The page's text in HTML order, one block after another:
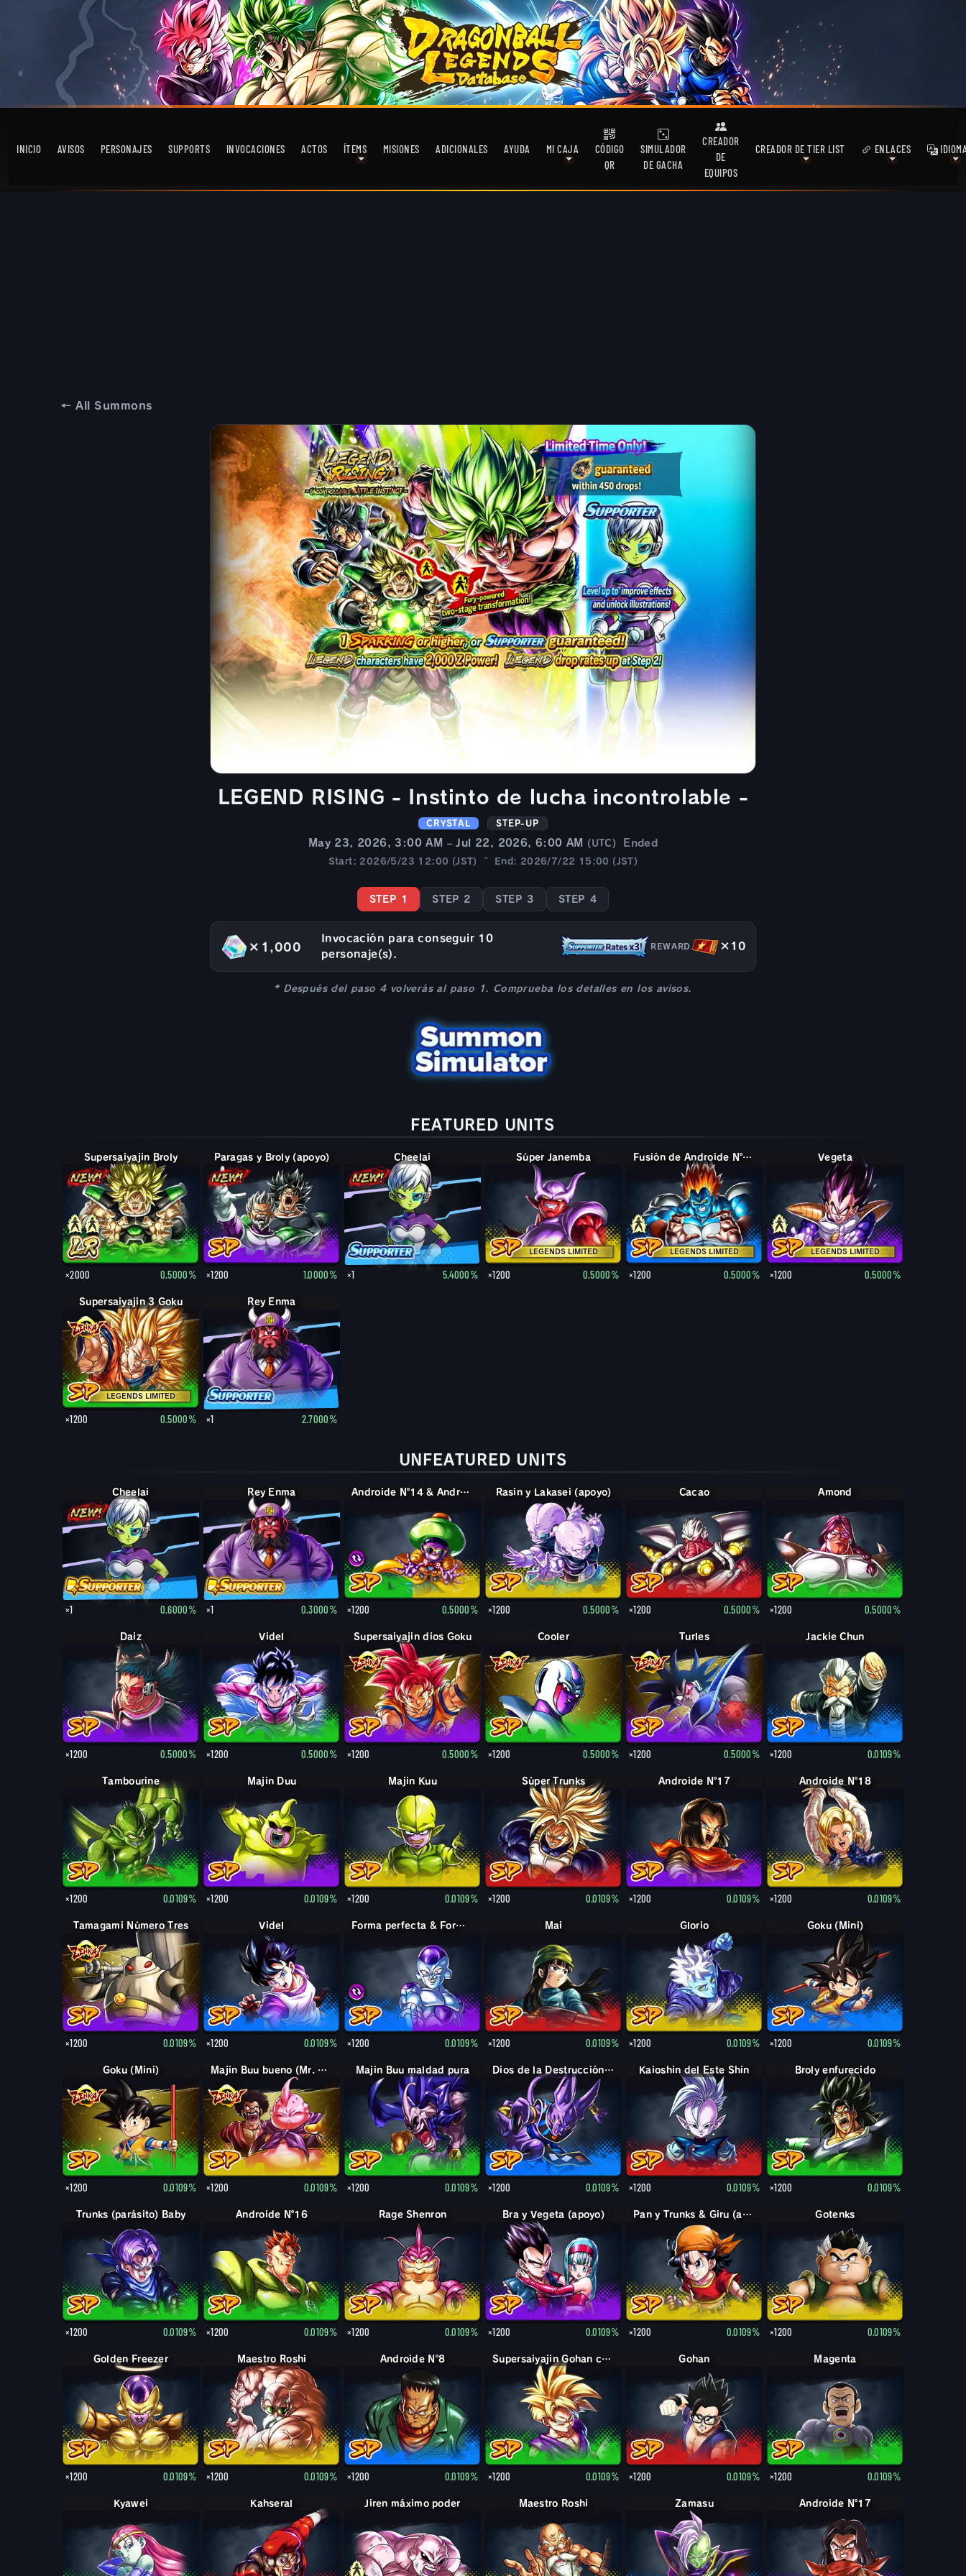
INICIO AVISOS PERSONAJES SUPPORTS INVOCACIONES ACTOS ÍTEMS MISIONES ADICIONALES AYUDA MI CAJA
CÓDIGO
QR
SIMULADOR
DE GACHA
CREADOR
DE
EQUIPOS
CREADOR DE TIER LIST ENLACES
← All Summons
LEGEND RISING - Instinto de lucha incontrolable -
CRYSTAL STEP-UP
May 23, 2026, 3:00 AM – Jul 22, 2026, 6:00 AM (UTC) Ended
Start: 2026/5/23 12:00 (JST) ~ End: 2026/7/22 15:00 (JST)
STEP 1 STEP 2 STEP 3 STEP 4
×1,000
Invocación para conseguir 10
personaje(s).
REWARD ×10
* Después del paso 4 volverás al paso 1. Comprueba los detalles en los avisos.
FEATURED UNITS
Supersaiyajin Broly
×2000 0.5000%
Paragas y Broly (apoyo)
×1200 1.0000%
Cheelai
×1 5.4000%
LEGENDS LIMITED
Súper Janemba
×1200 0.5000%
LEGENDS LIMITED
Fusión de Androide Nº13
×1200 0.5000%
LEGENDS LIMITED
Vegeta
×1200 0.5000%
LEGENDS LIMITED
Supersaiyajin 3 Goku
×1200 0.5000%
Rey Enma
×1 2.7000%
UNFEATURED UNITS
Cheelai
×1 0.6000%
Rey Enma
×1 0.3000%
Androide Nº14 & Androide Nº15
×1200 0.5000%
Rasin y Lakasei (apoyo)
×1200 0.5000%
Cacao
×1200 0.5000%
Amond
×1200 0.5000%
Daiz
×1200 0.5000%
Videl
×1200 0.5000%
Supersaiyajin dios Goku
×1200 0.5000%
Cooler
×1200 0.5000%
Turles
×1200 0.5000%
Jackie Chun
×1200 0.0109%
Tambourine
×1200 0.0109%
Majin Duu
×1200 0.0109%
Majin Kuu
×1200 0.0109%
Súper Trunks
×1200 0.0109%
Androide Nº17
×1200 0.0109%
Androide Nº18
×1200 0.0109%
Tamagami Número Tres
×1200 0.0109%
Videl
×1200 0.0109%
Forma perfecta & Forma final Cell & Freezer
×1200 0.0109%
Mai
×1200 0.0109%
Glorio
×1200 0.0109%
Goku (Mini)
×1200 0.0109%
Goku (Mini)
×1200 0.0109%
Majin Buu bueno (Mr. Satán (apoyo))
×1200 0.0109%
Majin Buu maldad pura
×1200 0.0109%
Dios de la Destrucción Bills
×1200 0.0109%
Kaioshin del Este Shin
×1200 0.0109%
Broly enfurecido
×1200 0.0109%
Trunks (parásito) Baby
×1200 0.0109%
Androide Nº16
×1200 0.0109%
Rage Shenron
×1200 0.0109%
Bra y Vegeta (apoyo)
×1200 0.0109%
Pan y Trunks & Giru (apoyo)
×1200 0.0109%
Gotenks
×1200 0.0109%
Golden Freezer
×1200 0.0109%
Maestro Roshi
×1200 0.0109%
Androide Nº8
×1200 0.0109%
Supersaiyajin Gohan chico
×1200 0.0109%
Gohan
×1200 0.0109%
Magenta
×1200 0.0109%
Kyawei Kahseral Jiren máximo poder Maestro Roshi Zamasu Androide Nº17